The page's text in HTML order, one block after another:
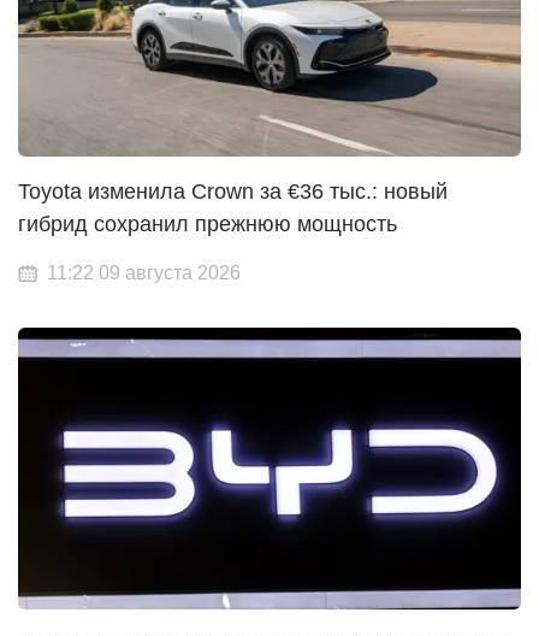
Toyota изменила Crown за €36 тыс.: новый
гибрид сохранил прежнюю мощность
11:22 09 августа 2026